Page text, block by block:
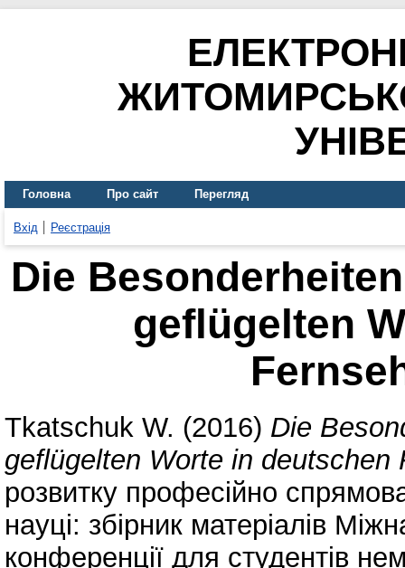
Головна Про сайт Перегляд
Вхід Реєстрація
Die
geflügelten
Tkatschuk W. (2016) Die
geflügelten Worte in deutschen
розвитку професійно
науці: збірник матеріалів
конференції для студентів